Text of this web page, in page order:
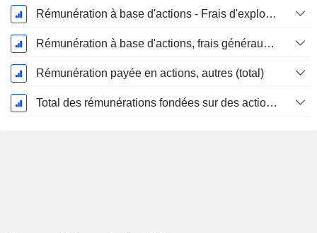
Rémunération à base d'actions - Frais d'exploration / Frais de forage, total
Rémunération à base d'actions, frais généraux et administratifs (total)
Rémunération payée en actions, autres (total)
Total des rémunérations fondées sur des actions